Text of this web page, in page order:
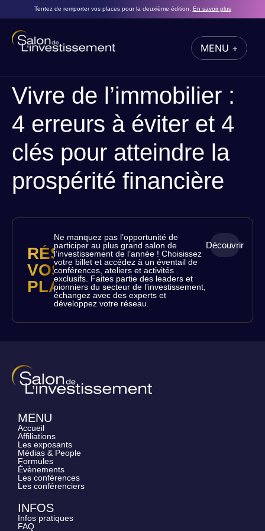
Tentez de remporter vos places pour la deuxième édition. En savoir plus
MENU +
Vivre de l’immobilier :
4 erreurs à éviter et 4
clés pour atteindre la
prospérité financière
RÉSERVEZ
VOS
PLACES
Découvrir
Ne manquez pas l’opportunité de
participer au plus grand salon de
l’investissement de l’année ! Choisissez
votre billet et accédez à un éventail de
conférences, ateliers et activités
exclusifs. Faites partie des leaders et
pionniers du secteur de l’investissement,
échangez avec des experts et
développez votre réseau.
MENU
Accueil
Affiliations
Les exposants
Médias & People
Formules
Évènements
Les conférences
Les conférenciers
INFOS
Infos pratiques
FAQ